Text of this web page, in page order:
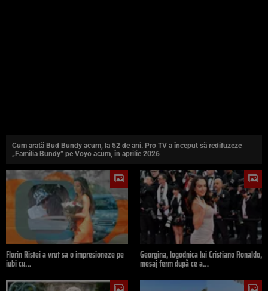
Cum arată Bud Bundy acum, la 52 de ani. Pro TV a început să redifuzeze
„Familia Bundy” pe Voyo acum, în aprilie 2026
Florin Ristei a vrut sa o impresioneze pe
iubi cu…
Georgina, logodnica lui Cristiano Ronaldo,
mesaj ferm după ce a…